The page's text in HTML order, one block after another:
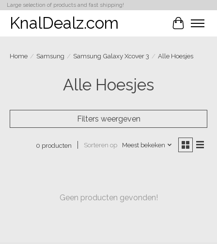
Large selection of products and fast shipping!
KnalDealz.com
Home / Samsung / Samsung Galaxy Xcover 3 / Alle Hoesjes
Alle Hoesjes
Filters weergeven
0 producten Sorteren op Meest bekeken
Geen producten gevonden!